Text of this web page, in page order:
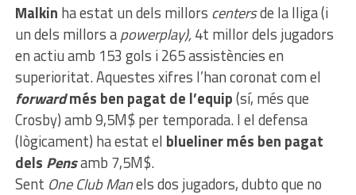
Malkin ha estat un dels millors centersde la lliga (i
un dels millors apowerplay),4t millor dels jugadors
en actiu amb 153 gols i 265 assistències en
superioritat. Aquestes xifres l’han coronat com el
forwardmés ben pagat de l’equip(sí, més que
Crosby) amb 9,5M$ per temporada. I el defensa
(lògicament) ha estat el blueliner més ben pagat
dels Pensamb 7,5M$.
Sent One Club Manels dos jugadors, dubto que no